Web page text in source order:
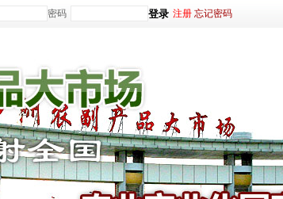
密码 注册 忘记密码